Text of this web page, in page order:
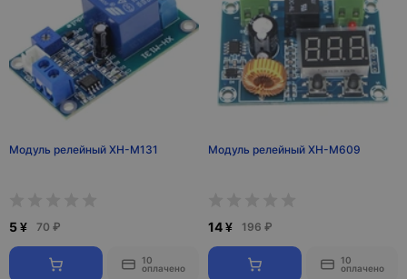
Модуль релейный XH-M131
5 ¥ 70 ₽
10
оплачено
Модуль релейный XH-M609
14 ¥ 196 ₽
10
оплачено